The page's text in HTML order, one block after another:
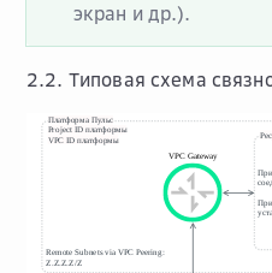
экран и др.).
2.2. Типовая схема